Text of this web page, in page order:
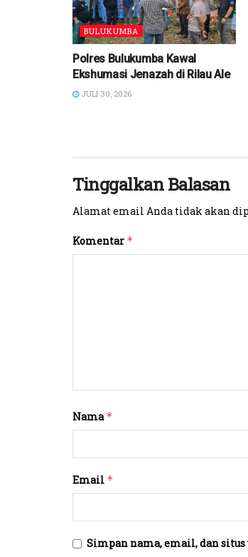
BULUKUMBA
Polres Bulukumba Kawal
Ekshumasi Jenazah di Rilau Ale
JULI 30, 2026
Tinggalkan Balasan
Alamat email Anda tidak akan
Komentar *
Nama*
Email *
Simpan nama, email, dan